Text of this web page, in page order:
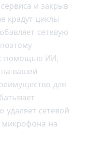
и закрыв
крадут циклы
сетевую
с помощью ИИ,
вашей
для
удаляет сетевой
микрофона на